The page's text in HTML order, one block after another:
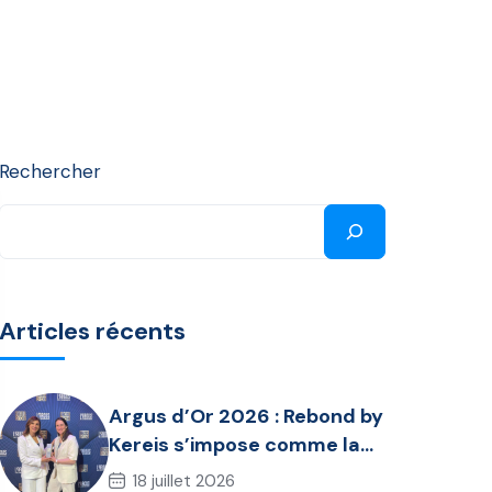
Rechercher
Articles récents
Argus d’Or 2026 : Rebond by
Kereis s’impose comme la
référence de l’assurance
18 juillet 2026